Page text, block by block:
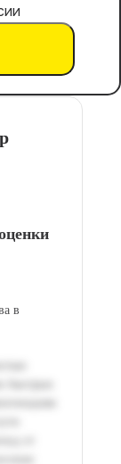
в